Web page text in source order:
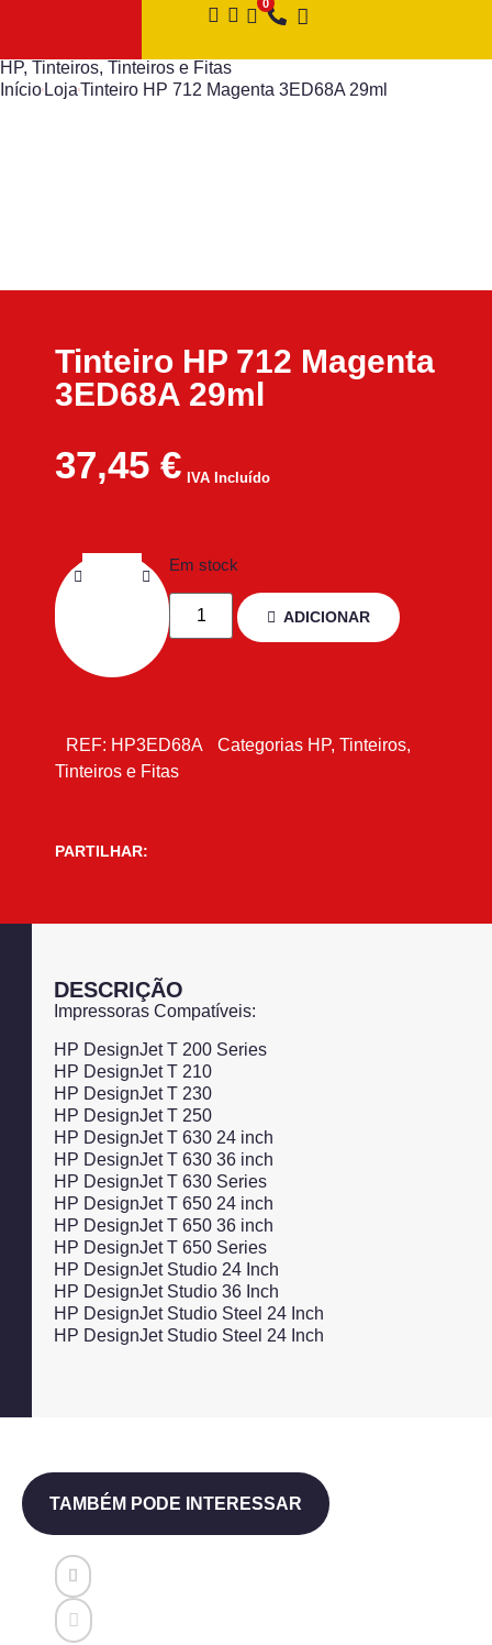
HP, Tinteiros, Tinteiros e Fitas
Início LojaTinteiro HP 712 Magenta 3ED68A 29ml
Tinteiro HP 712 Magenta
3ED68A 29ml
37,45 € IVA Incluído
Em stock
ADICIONAR
REF: HP3ED68A Categorias HP, Tinteiros,
Tinteiros e Fitas
PARTILHAR:
DESCRIÇÃO
Impressoras Compatíveis:
HP DesignJet T 200 Series
HP DesignJet T 210
HP DesignJet T 230
HP DesignJet T 250
HP DesignJet T 630 24 inch
HP DesignJet T 630 36 inch
HP DesignJet T 630 Series
HP DesignJet T 650 24 inch
HP DesignJet T 650 36 inch
HP DesignJet T 650 Series
HP DesignJet Studio 24 Inch
HP DesignJet Studio 36 Inch
HP DesignJet Studio Steel 24 Inch
HP DesignJet Studio Steel 24 Inch
TAMBÉM PODE INTERESSAR